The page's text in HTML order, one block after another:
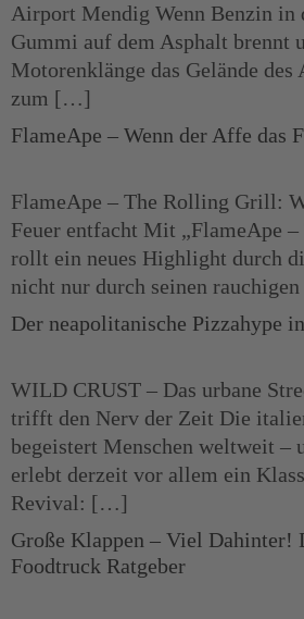
Airport Mendig Wenn Benzin
Gummi auf dem Asphalt brennt
Motorenklänge das Gelände
zum […]
FlameApe – Wenn der Affe das
FlameApe – The Rolling Grill:
Feuer entfacht Mit „FlameApe
rollt ein neues Highlight durch
nicht nur durch seinen
Der neapolitanische Pizzahype
WILD CRUST – Das urbane
trifft den Nerv der Zeit Die
begeistert Menschen weltweit –
erlebt derzeit vor allem ein
Revival: […]
Große Klappen – Viel Dahinter!
Foodtruck Ratgeber